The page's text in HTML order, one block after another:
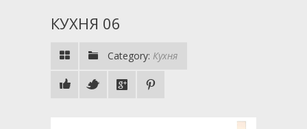
КУХНЯ 06
Category: Кухня